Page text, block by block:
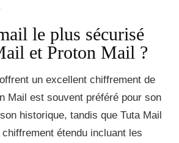
le plus sécurisé
et Proton Mail ?
un excellent chiffrement de
Mail est souvent préféré pour son
historique, tandis que Tuta Mail
étendu incluant les